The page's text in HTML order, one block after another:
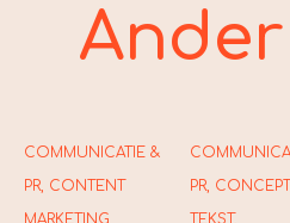
COMMUNICATIE &
PR CONTENT
MARKETING
PR
TEKST,